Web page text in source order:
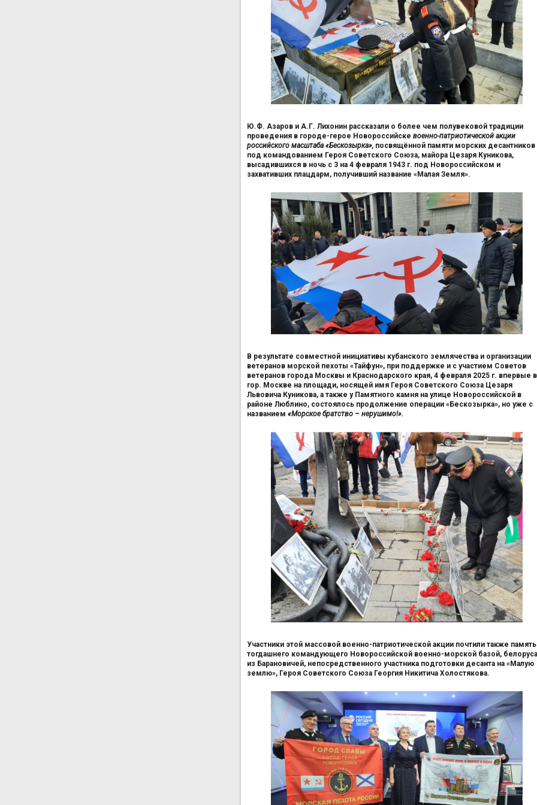
Ю.Ф. Азаров и А.Г. Лихонин рассказали о более чем полувековой традиции
проведения в городе-герое Новороссийске военно-патриотической акции
российского масштаба «Бескозырка», посвящённой памяти морских десантников
под командованием Героя Советского Союза, майора Цезаря Куникова,
высадившихся в ночь с 3 на 4 февраля 1943 г. под Новороссийском и
захвативших плацдарм, получивший название «Малая Земля».
В результате совместной инициативы кубанского землячества и организации
ветеранов морской пехоты «Тайфун», при поддержке и с участием Советов
ветеранов города Москвы и Краснодарского края, 4 февраля 2025 г. впервые в
гор. Москве на площади, носящей имя Героя Советского Союза Цезаря
Львовича Куникова, а также у Памятного камня на улице Новороссийской в
районе Люблино, состоялось продолжение операции «Бескозырка», но уже с
названием «Морское братство – нерушимо!».
Участники этой массовой военно-патриотической акции почтили также память
тогдашнего командующего Новороссийской военно-морской базой, белоруса
из Барановичей, непосредственного участника подготовки десанта на «Малую
землю», Героя Советского Союза Георгия Никитича Холостякова.